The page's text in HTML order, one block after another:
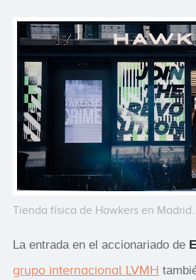
Tienda física de Hawkers en Madrid.
La entrada en el accionariado de
grupo internacional LVMH